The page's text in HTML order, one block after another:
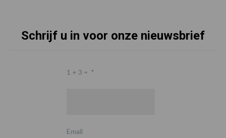
Schrijf u in voor onze nieuwsbrief
1 + 3 = *
Email